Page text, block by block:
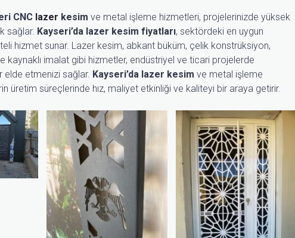
CNC lazer kesim ve metal işleme hizmetleri, projelerinizde yüksek
sağlar. Kayseri’da lazer kesim fiyatları, sektördeki en uygun
hizmet sunar. Lazer kesim, abkant büküm, çelik konstrüksiyon,
kaynaklı imalat gibi hizmetler, endüstriyel ve ticari projelerde
elde etmenizi sağlar. Kayseri’da lazer kesim ve metal işleme
üretim süreçlerinde hız, maliyet etkinliği ve kaliteyi bir araya getirir.